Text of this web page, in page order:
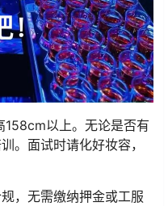
以上。无论是否有
。面试时请化好妆容，
，无需缴纳押金或工服